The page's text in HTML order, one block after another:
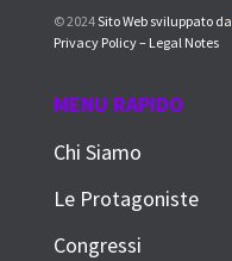
© 2024Sito Web sviluppato da
Privacy Policy – Legal Notes
MENU RAPIDO
Chi Siamo
Le Protagoniste
Congressi